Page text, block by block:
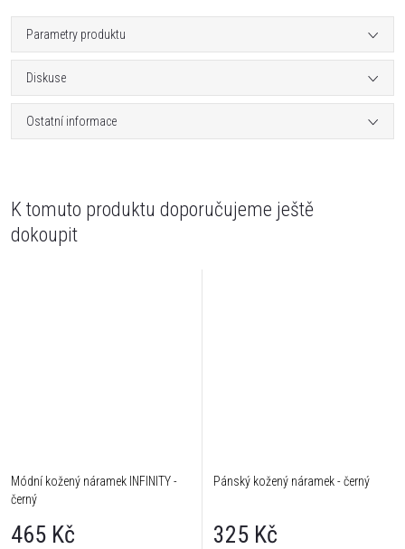
Parametry produktu
Diskuse
Ostatní informace
K tomuto produktu doporučujeme ještě
dokoupit
Módní kožený náramek INFINITY -
černý
465 Kč
Pánský kožený náramek - černý
325 Kč